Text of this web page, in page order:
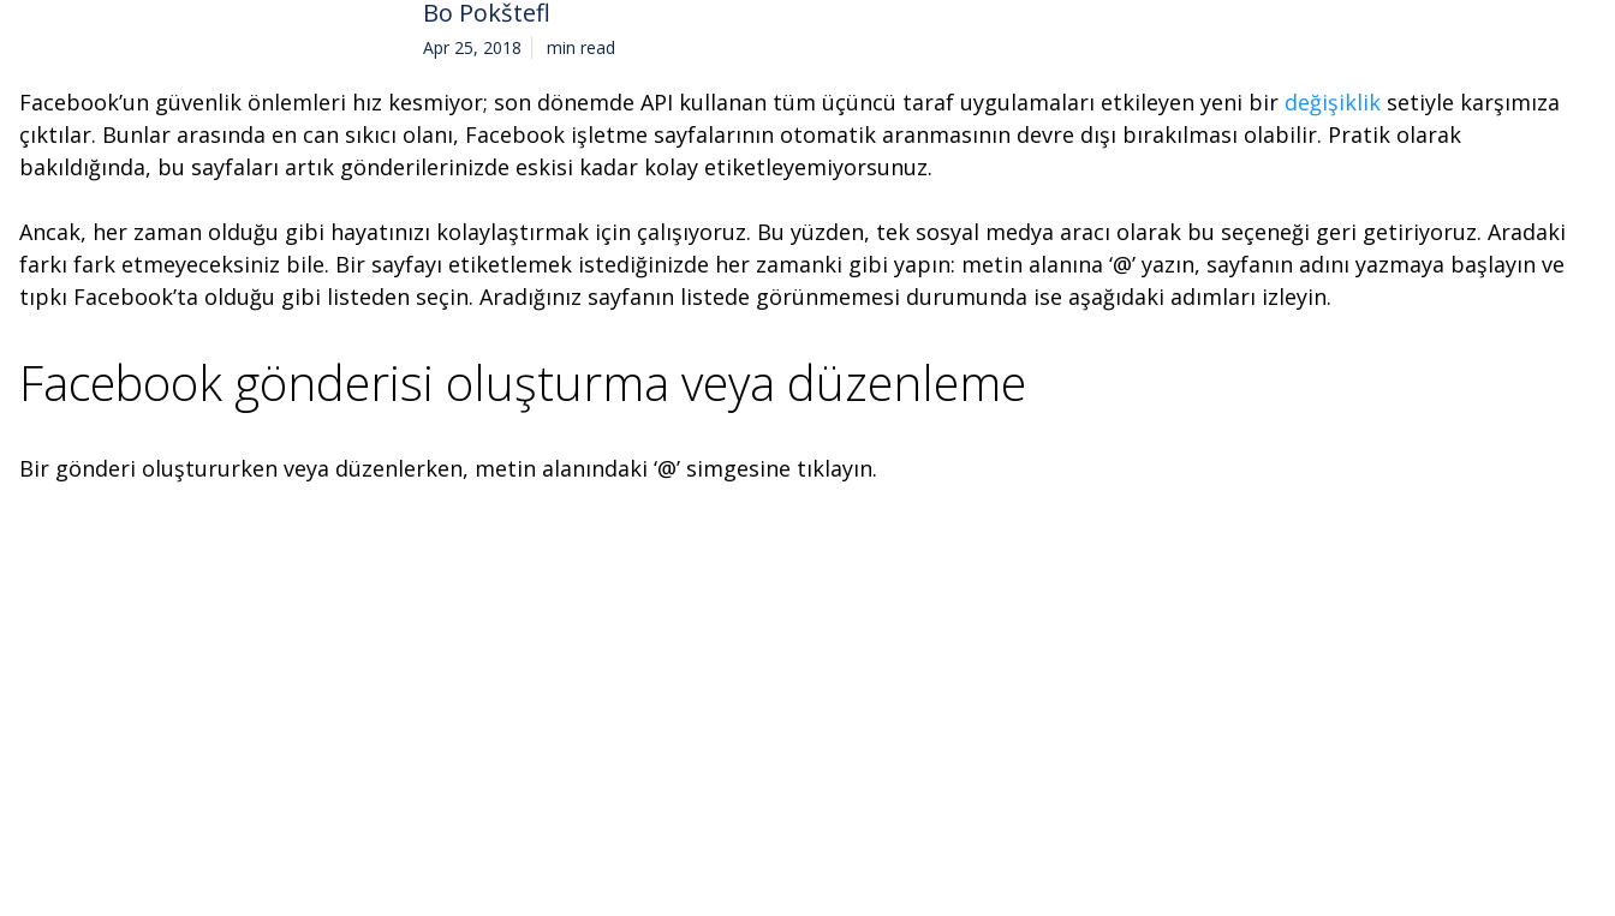
Bo Pokštefl
Apr 25, 2018 min read
Facebook’un güvenlik önlemleri hız kesmiyor; son dönemde API kullanan tüm üçüncü taraf uygulamaları etkileyen yeni bir değişiklik setiyle karşımıza
çıktılar. Bunlar arasında en can sıkıcı olanı, Facebook işletme sayfalarının otomatik aranmasının devre dışı bırakılması olabilir. Pratik olarak
bakıldığında, bu sayfaları artık gönderilerinizde eskisi kadar kolay etiketleyemiyorsunuz.
Ancak, her zaman olduğu gibi hayatınızı kolaylaştırmak için çalışıyoruz. Bu yüzden, tek sosyal medya aracı olarak bu seçeneği geri getiriyoruz. Aradaki
farkı fark etmeyeceksiniz bile. Bir sayfayı etiketlemek istediğinizde her zamanki gibi yapın: metin alanına ‘@’ yazın, sayfanın adını yazmaya başlayın ve
tıpkı Facebook’ta olduğu gibi listeden seçin. Aradığınız sayfanın listede görünmemesi durumunda ise aşağıdaki adımları izleyin.
Facebook gönderisi oluşturma veya düzenleme
Bir gönderi oluştururken veya düzenlerken, metin alanındaki ‘@’ simgesine tıklayın.